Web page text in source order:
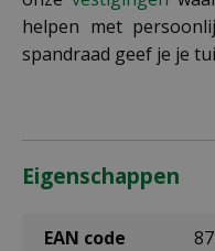
helpen met
spandraad geef je je
Eigenschappen
EAN code